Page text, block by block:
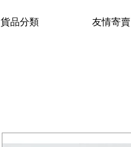
貨品分類 友情寄賣